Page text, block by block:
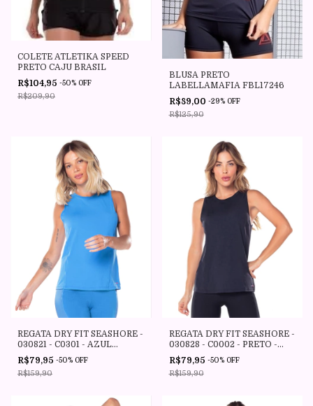
COLETE ATLETIKA SPEED
PRETO CAJU BRASIL
R$104,95 -50% OFF
R$209,90
BLUSA PRETO
LABELLAMAFIA FBL17246
R$89,00 -29% OFF
R$125,90
REGATA DRY FIT SEASHORE -
030821 - C0301 - AZUL
ENSEADA - VESTEM
R$79,95 -50% OFF
R$159,90
REGATA DRY FIT SEASHORE -
030828 - C0002 - PRETO -
VESTEM
R$79,95 -50% OFF
R$159,90